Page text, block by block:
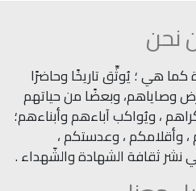
هي ؛ يُوثِّق تاريخًا وحاضرًا
وصاياهم، وبعضًا من حياتهم
، ويُواكب آباءهم وأبناءهم؛
وأقلامكم ، وعدستكم ،
ثقافة الشهادة والشّهداء .